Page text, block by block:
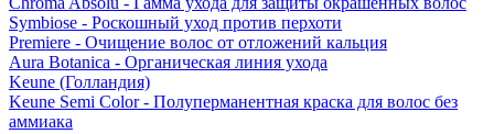
Symbiose - Роскошный уход против перхоти
Premiere - Очищение волос от отложений кальция
Aura Botanica - Органическая линия ухода
Keune (Голландия)
Keune Semi Color - Полуперманентная краска для волос без
аммиака